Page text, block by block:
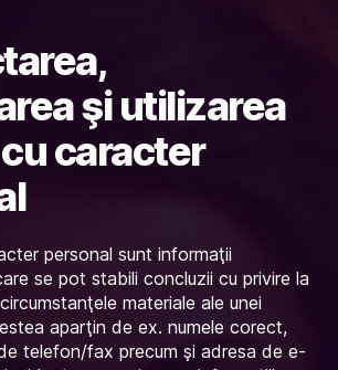
şi utilizarea
caracter
personal sunt informaţii
se pot stabili concluzii cu privire la
materiale ale unei
aparţin de ex. numele corect,
telefon/fax precum şi adresa de e-